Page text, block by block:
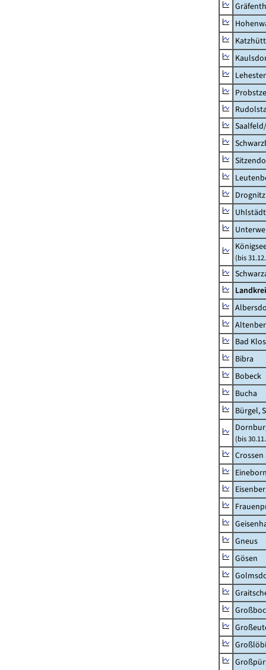
Drognitz
(bis
Bad
Bibra
Bobeck
Bucha
Bürgel,
(bis
Gneus
Gösen